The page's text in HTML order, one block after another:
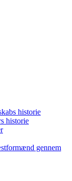
historie
historie
gennem